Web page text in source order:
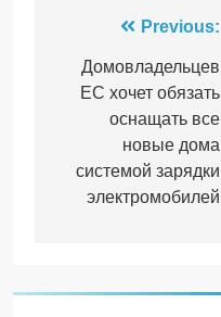
Навігація
записів
Previous:
Домовладельцев
ЕС хочет обязать
оснащать все
новые дома
системой зарядки
электромобилей